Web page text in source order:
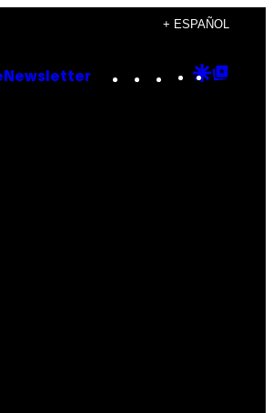
+ ESPAÑOL
Newsletter Instagram
TikTok
YouTube
Google